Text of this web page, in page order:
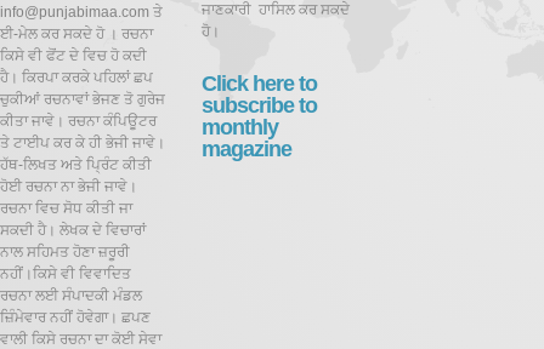
info@punjabimaa.com ਤੇ
ਈ-ਮੇਲ ਕਰ ਸਕਦੇ ਹੋ । ਰਚਨਾ
ਕਿਸੇ ਵੀ ਫੋਂਟ ਦੇ ਵਿਚ ਹੋ ਕਦੀ
ਹੈ। ਕਿਰਪਾ ਕਰਕੇ ਪਹਿਲਾਂ ਛਪ
ਚੁਕੀਆਂ ਰਚਨਾਵਾਂ ਭੇਜਣ ਤੋ ਗੁਰੇਜ
ਕੀਤਾ ਜਾਵੇ। ਰਚਨਾ ਕੰਪਿਊਟਰ
ਤੇ ਟਾਈਪ ਕਰ ਕੇ ਹੀ ਭੇਜੀ ਜਾਵੇ।
ਹੱਥ-ਲਿਖਤ ਅਤੇ ਪ੍ਰਿੰਟ ਕੀਤੀ
ਹੋਈ ਰਚਨਾ ਨਾ ਭੇਜੀ ਜਾਵੇ।
ਰਚਨਾ ਵਿਚ ਸੋਧ ਕੀਤੀ ਜਾ
ਸਕਦੀ ਹੈ। ਲੇਖਕ ਦੇ ਵਿਚਾਰਾਂ
ਨਾਲ ਸਹਿਮਤ ਹੋਣਾ ਜ਼ਰੂਰੀ
ਨਹੀਂ।ਕਿਸੇ ਵੀ ਵਿਵਾਦਿਤ
ਰਚਨਾ ਲਈ ਸੰਪਾਦਕੀ ਮੰਡਲ
ਜ਼ਿੰਮੇਵਾਰ ਨਹੀਂ ਹੋਵੇਗਾ। ਛਪਣ
ਵਾਲੀ ਕਿਸੇ ਰਚਨਾ ਦਾ ਕੋਈ ਸੇਵਾ
ਜਾਣਕਾਰੀ ਹਾਸਿਲ ਕਰ ਸਕਦੇ
ਹੋ।
Click here to
subscribe to
monthly
magazine